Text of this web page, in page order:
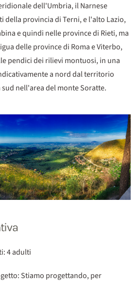
dell'Umbria, il Narnese
della provincia di Terni, e l'alto Lazio,
e quindi nelle province di Rieti, ma
delle province di Roma e Viterbo,
pendici dei rilievi montuosi, in una
a nord dal territorio
nell'area del monte Soratte.
4 adulti
Stiamo progettando, per